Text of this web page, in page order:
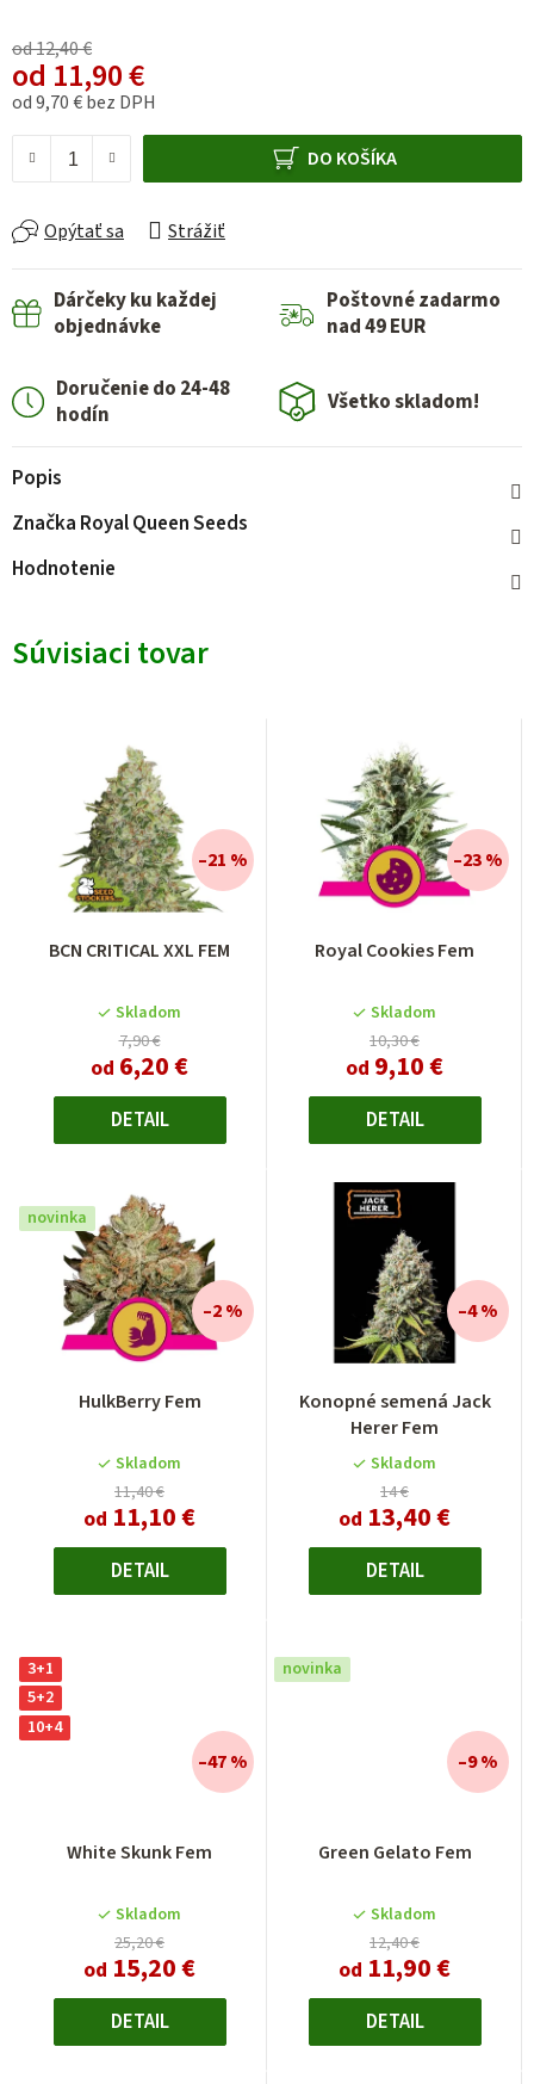
od 12,40 €
od 11,90 €
od9,70 €bez DPH
DO KOŠÍKA
Opýtať sa Strážiť
Dárčeky ku každej
objednávke
Poštovné zadarmo
nad 49 EUR
Doručenie do 24-48
hodín
Všetko skladom!
Popis
Značka Royal Queen Seeds
Hodnotenie
Súvisiaci tovar
BCN CRITICAL XXL FEM
Skladom
7,90 €
od 6,20 €
–21 %
DETAIL
Royal Cookies Fem
Skladom
10,30 €
od 9,10 €
–23 %
DETAIL
novinka
HulkBerry Fem
Skladom
11,40 €
od 11,10 €
–2 %
DETAIL
Konopné semená Jack
Herer Fem
Skladom
14 €
od 13,40 €
–4 %
DETAIL
3+1
5+2
10+4
White Skunk Fem
Skladom
25,20 €
od 15,20 €
–47 %
DETAIL
novinka
Green Gelato Fem
Skladom
12,40 €
od 11,90 €
–9 %
DETAIL